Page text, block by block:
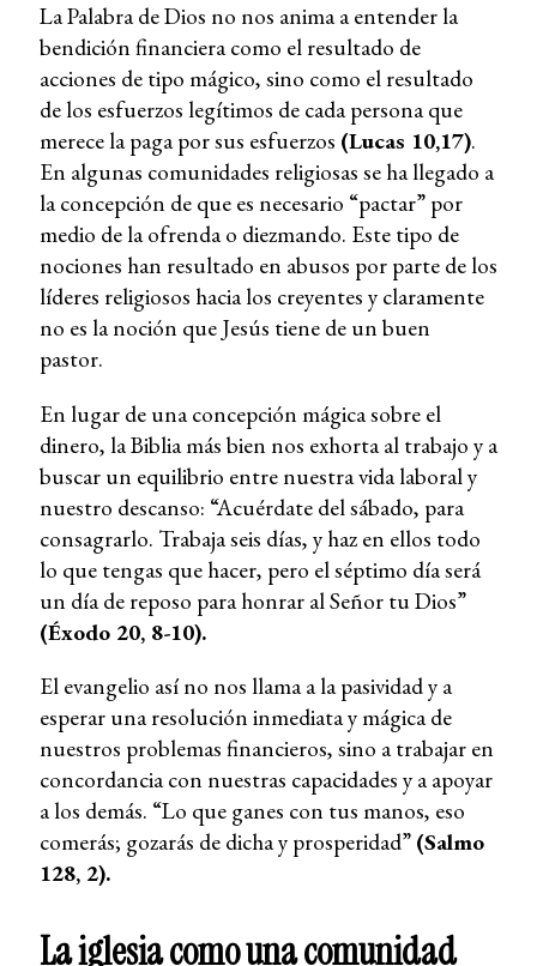
La Palabra de Dios no nos anima a entender la
bendición financiera como el resultado de
acciones de tipo mágico, sino como el resultado
de los esfuerzos legítimos de cada persona que
merece la paga por sus esfuerzos (Lucas 10,17).
En algunas comunidades religiosas se ha llegado a
la concepción de que es necesario “pactar” por
medio de la ofrenda o diezmando. Este tipo de
nociones han resultado en abusos por parte de los
líderes religiosos hacia los creyentes y claramente
no es la noción que Jesús tiene de un buen
pastor.
En lugar de una concepción mágica sobre el
dinero, la Biblia más bien nos exhorta al trabajo y a
buscar un equilibrio entre nuestra vida laboral y
nuestro descanso: “Acuérdate del sábado, para
consagrarlo. Trabaja seis días, y haz en ellos todo
lo que tengas que hacer, pero el séptimo día será
un día de reposo para honrar al Señor tu Dios”
(Éxodo 20, 8-10).
El evangelio así no nos llama a la pasividad y a
esperar una resolución inmediata y mágica de
nuestros problemas financieros, sino a trabajar en
concordancia con nuestras capacidades y a apoyar
a los demás. “Lo que ganes con tus manos, eso
comerás; gozarás de dicha y prosperidad” (Salmo
128, 2).
La iglesia como una comunidad